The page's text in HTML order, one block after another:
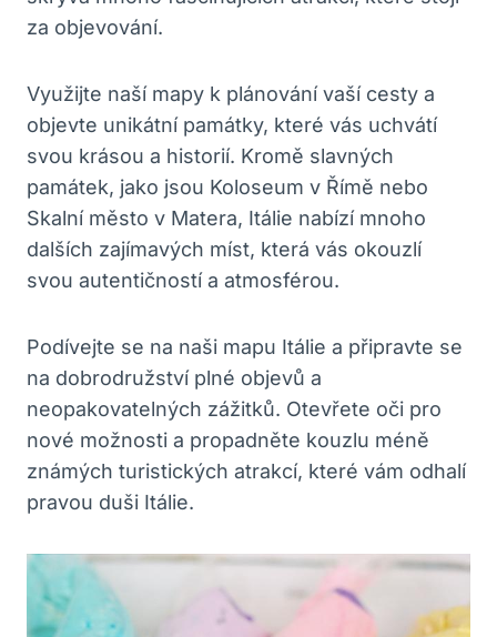
za objevování.
Využijte naší mapy k plánování vaší cesty a
objevte unikátní památky, které vás uchvátí
svou krásou a historií. Kromě slavných
památek, jako jsou Koloseum v Římě nebo
Skalní město v Matera, Itálie nabízí mnoho
dalších zajímavých míst, která vás okouzlí
svou autentičností a atmosférou.
Podívejte se na naši mapu Itálie a připravte se
na dobrodružství plné objevů a
neopakovatelných zážitků. Otevřete oči pro
nové možnosti a propadněte kouzlu méně
známých turistických atrakcí, které vám odhalí
pravou duši Itálie.